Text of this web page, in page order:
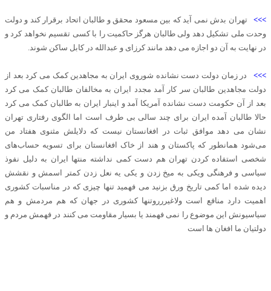
>>>تهران بدش نمی آید که بین مسعود محقق و طالبان اتحاد برقرار کند و دولت
وحدت ملی تشکیل دهد ولی طالبان هرگز حاکمیت را با کسی تقسیم نخواهد کرد و
در نهایت به آن دو اجازه می دهد مانند کرزای و عبدالله در کابل ساکن شوند.
>>> در زمان دولت دست نشانده شوروی ایران به مجاهدین کمک می کرد بعد از
دولت مجاهدین طالبان سر کار آمد مجدد ایران به مخالفان طالبان کمک می کرد
بعد از آن حکومت دست نشانده آمریکا آمد و اینبار ایران به طالبان کمک می کرد
حالا طالبان آمده ایران برای چند سالی بی طرف است اما الگوی رفتاری تهران
نشان می دهد موافق ثبات در افغانستان نیست که دلایلش مثنوی هفتاد من
می‌شود همانطور که پاکستان و هند از خاک افغانستان برای تسویه حساب‌های
شخصی استفاده کردن تهران هم دست کمی نداشته منتها ایران به دلیل نفوذ
سیاسی و فرهنگی ویکی به میخ زدن و یکی یه نعل زدن کمتر اسمش و نقشش
دیده شده اما کمی تاریخ ورق بزنید می فهمید تنها چیزی که در مناسبات کشوری
اهمیت دارد منافع است ولاغیررروتنها کشوری در جهان که هم مردمش و هم
سیاسیونش این موضوع را نمی فهمند یا بسیار مقاومت می کنند در فهمش مردم و
دولتیان ما افغان ها است